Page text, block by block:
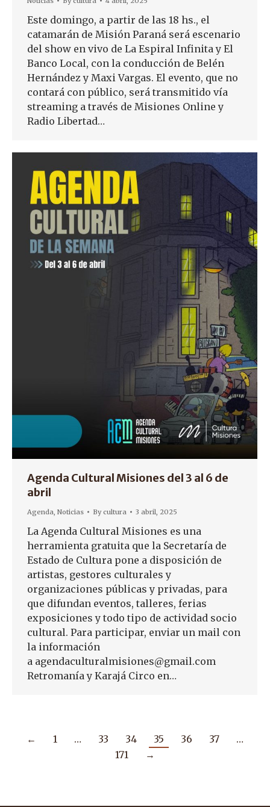
Este domingo, a partir de las 18 hs., el
catamarán de Misión Paraná será escenario
del show en vivo de La Espiral Infinita y El
Banco Local, con la conducción de Belén
Hernández y Maxi Vargas. El evento, que no
contará con público, será transmitido vía
streaming a través de Misiones Online y
Radio Libertad…
Agenda Cultural Misiones del 3 al 6 de
abril
Agenda Noticias Bycultura 3 abril, 2025
La Agenda Cultural Misiones es una
herramienta gratuita que la Secretaría de
Estado de Cultura pone a disposición de
artistas, gestores culturales y
organizaciones públicas y privadas, para
que difundan eventos, talleres, ferias
exposiciones y todo tipo de actividad socio
cultural. Para participar, enviar un mail con
la información
a agendaculturalmisiones@gmail.com
Retromanía y Karajá Circo en…
← 1 … 33 34 35 36 37
…
171
→